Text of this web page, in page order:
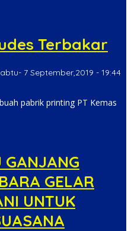
Terbakar
7 September,2019 - 19:44
pabrik printing PT Kemas
GANJANG
GELAR
UNTUK